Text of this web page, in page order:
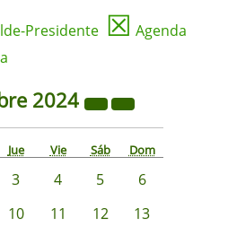
Presidente ☒ Agenda
2024
Jue Vie Sáb Dom
3 4 5
6
10 11 12
13